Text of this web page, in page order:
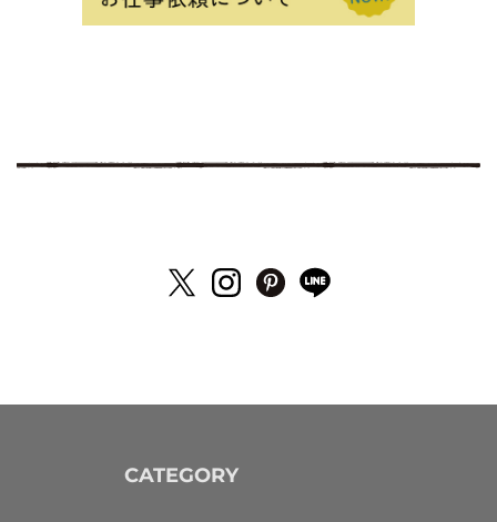
CATEGORY